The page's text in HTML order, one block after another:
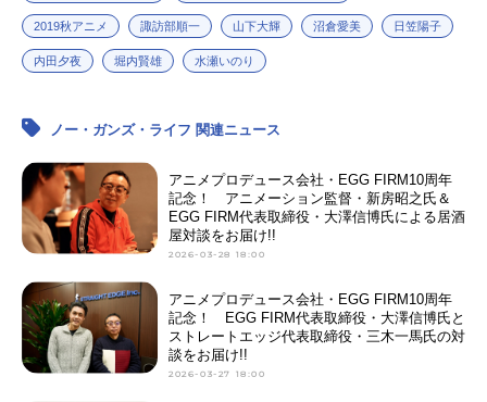
2019秋アニメ 諏訪部順一 山下大輝 沼倉愛美 日笠陽子
内田夕夜 堀内賢雄 水瀬いのり
ノー・ガンズ・ライフ 関連ニュース
アニメプロデュース会社・EGG FIRM10周年
記念！ アニメーション監督・新房昭之氏＆
EGG FIRM代表取締役・大澤信博氏による居酒
屋対談をお届け!!
2026-03-28 18:00
アニメプロデュース会社・EGG FIRM10周年
記念！ EGG FIRM代表取締役・大澤信博氏と
ストレートエッジ代表取締役・三木一馬氏の対
談をお届け!!
2026-03-27 18:00